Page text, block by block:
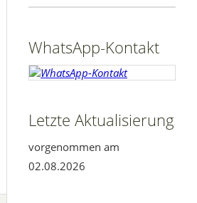
WhatsApp-Kontakt
Letzte Aktualisierung
vorgenommen am
02.08.2026